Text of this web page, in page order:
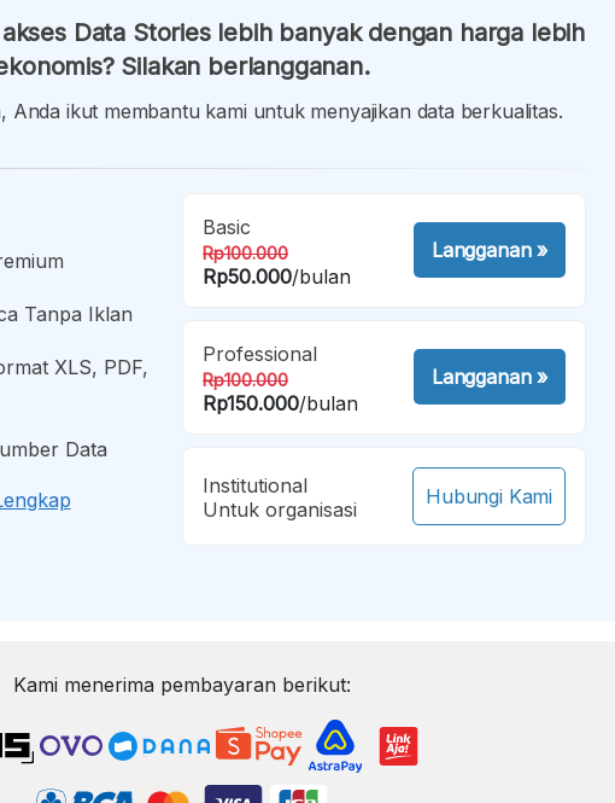
Data Stories lebih banyak dengan harga lebih
Silakan berlangganan.
Anda ikut membantu kami untuk menyajikan data berkualitas.
Tanpa Iklan
XLS, PDF,
Data
Basic
Rp100.000
Rp50.000/bulan
Langganan»
Professional
Rp100.000
Rp150.000/bulan
Langganan»
Institutional
Untuk organisasi
Hubungi Kami
Kami menerima pembayaran berikut: